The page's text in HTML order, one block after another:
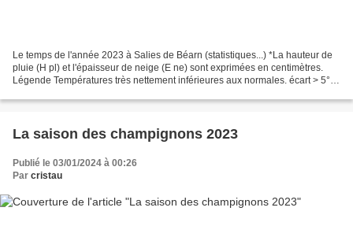
Le temps de l'année 2023 à Salies de Béarn (statistiques...) *La hauteur de
pluie (H pl) et l'épaisseur de neige (E ne) sont exprimées en centimètres.
Légende Températures très nettement inférieures aux normales. écart > 5°
La saison des champignons 2023
Publié le 03/01/2024 à 00:26
Par cristau